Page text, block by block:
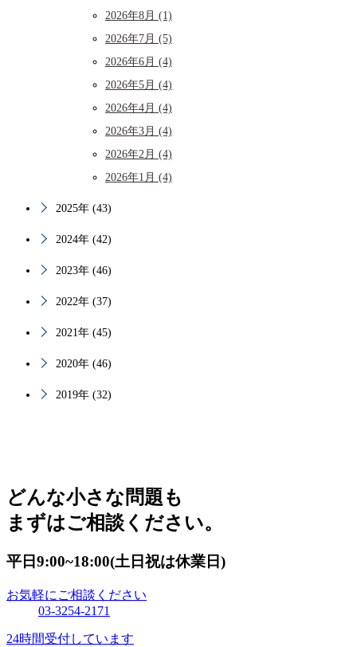
2026年8月 (1)
2026年7月 (5)
2026年6月 (4)
2026年5月 (4)
2026年4月 (4)
2026年3月 (4)
2026年2月 (4)
2026年1月 (4)
2025年 (43)
2024年 (42)
2023年 (46)
2022年 (37)
2021年 (45)
2020年 (46)
2019年 (32)
どんな小さな問題も
まずはご相談ください。
平日9:00~18:00(土日祝は休業日)
お気軽にご相談ください
03-3254-2171
24時間受付しています